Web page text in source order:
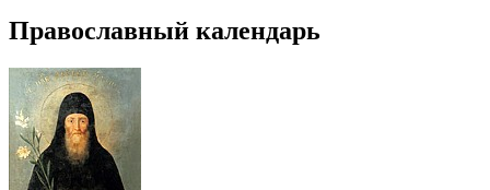
Православный календарь